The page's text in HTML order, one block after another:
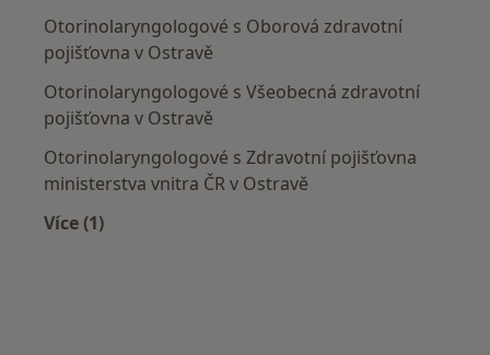
Otorinolaryngologové s Oborová zdravotní
pojišťovna v Ostravě
Otorinolaryngologové s Všeobecná zdravotní
pojišťovna v Ostravě
Otorinolaryngologové s Zdravotní pojišťovna
ministerstva vnitra ČR v Ostravě
Více (1)